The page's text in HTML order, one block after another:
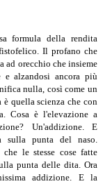
formula della rendita
Il profano che
ad orecchio che insieme
alzandosi ancora più
nulla, così come un
è quella scienza che con
Cosa è l'elevazione a
Un'addizione. E
sulla punta del naso.
le stesse cose fatte
punta delle dita. Ora
addizione. E la